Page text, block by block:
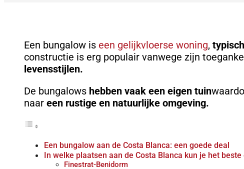
Een bungalow iseen gelijkvloerse woning,
constructie is erg populair vanwege zijn
levensstijlen.
De bungalows hebben vaak een eigen tuin
naar een rustige en natuurlijke omgeving.
Een bungalow aan de Costa Blanca: een goede deal
In welke plaatsen aan de Costa Blanca kun je het
Finestrat-Benidorm